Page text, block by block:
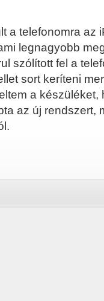
a telefonomra az
legnagyobb
szólított fel a
sort keríteni
a készüléket,
az új rendszert,